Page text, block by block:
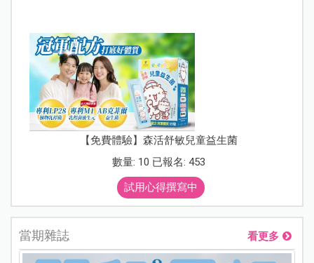
【免費體驗】森活舒敏兒童益生菌
數量: 10 已報名: 453
試用心得撰寫中
當期雜誌 看更多